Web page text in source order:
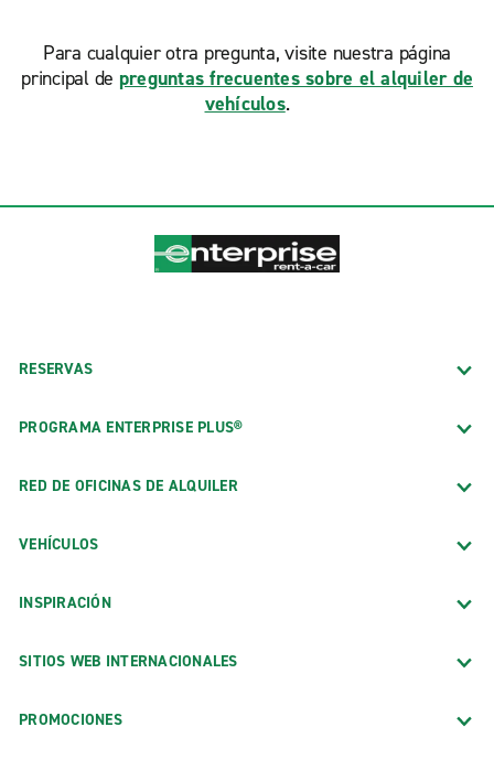
Para cualquier otra pregunta, visite nuestra página
principal de preguntas frecuentes sobre el alquiler de
vehículos.
RESERVAS
PROGRAMA ENTERPRISE PLUS®
RED DE OFICINAS DE ALQUILER
VEHÍCULOS
INSPIRACIÓN
SITIOS WEB INTERNACIONALES
PROMOCIONES